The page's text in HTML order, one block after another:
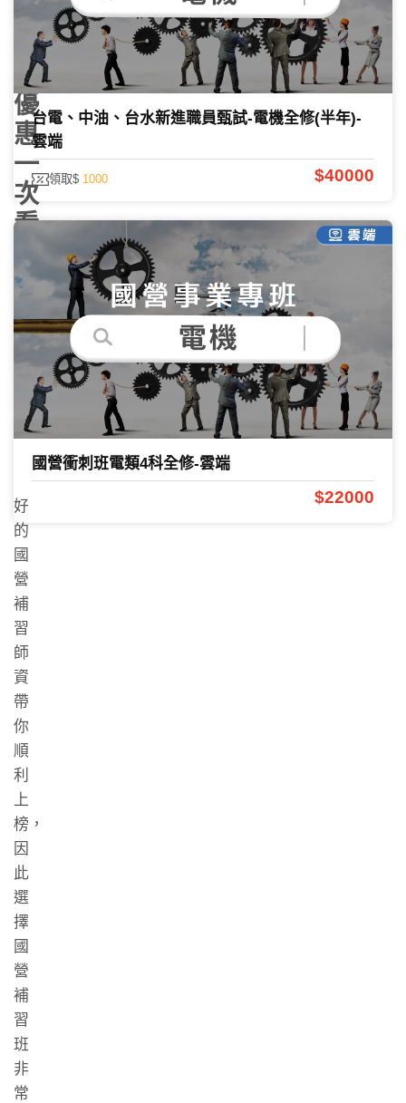
內
容
及
優
惠
一
次
看
課程諮詢
2026-
07-30
73822
好
的
國
營
補
習
師
資
帶
你
順
利
上
榜，
因
此
選
擇
國
營
補
習
班
非
常
台電、中油、台水新進職員甄試-電機全修(半年)-
雲端
領取$ 1000 $40000
國營衝刺班電類4科全修-雲端
$22000